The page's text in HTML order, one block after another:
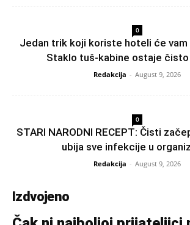
0
Jedan trik koji koriste hoteli će
Staklo tuš-kabine ostaje čisto
Redakcija - August 9, 2026
0
STARI NARODNI RECEPT: Čisti
ubija sve infekcije u
Redakcija - August 9, 2026
Izdvojeno